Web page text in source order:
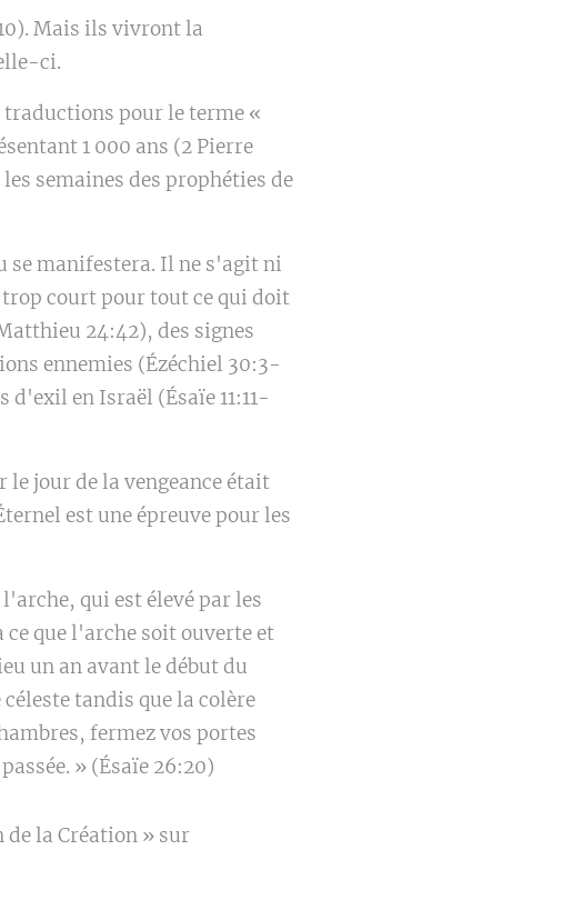
Mais ils vivront la
ci.
pour le terme «
1 000 ans (2 Pierre
semaines des prophéties de
se manifestera. Il ne s'agit ni
court pour tout ce qui doit
24:42), des signes
ennemies (Ézéchiel 30:3-
d'exil en Israël (Ésaïe 11:11-
le jour de la vengeance était
est une épreuve pour les
qui est élevé par les
que l'arche soit ouverte et
un an avant le début du
tandis que la colère
fermez vos portes
» (Ésaïe 26:20)
la Création » sur